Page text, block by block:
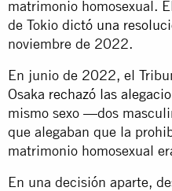
matrimonio homosexual.
de Tokio dictó una
noviembre de 2022.
En junio de 2022, el
Osaka rechazó las
mismo sexo —dos
que alegaban que la
matrimonio homosexual
En una decisión aparte,